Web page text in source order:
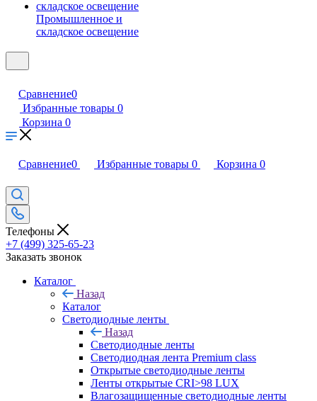
Промышленное и
складское освещение
Сравнение0
Избранные товары 0
Корзина 0
Сравнение0 Избранные товары 0 Корзина 0
Телефоны
+7 (499) 325-65-23
Заказать звонок
Каталог
Назад
Каталог
Светодиодные ленты
Назад
Светодиодные ленты
Светодиодная лента Premium class
Открытые светодиодные ленты
Ленты открытые CRI>98 LUX
Влагозащищенные светодиодные ленты